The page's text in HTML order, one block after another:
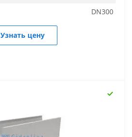
DN300
Узнать цену